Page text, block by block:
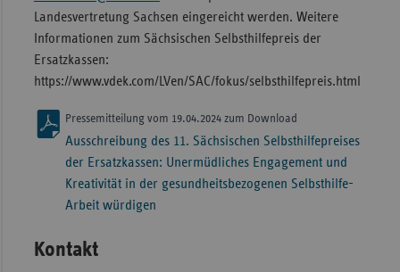
Landesvertretung Sachsen eingereicht werden. Weitere
Informationen zum Sächsischen Selbsthilfepreis der
Ersatzkassen:
https://www.vdek.com/LVen/SAC/fokus/selbsthilfepreis.html
Pressemitteilung vom 19.04.2024 zum Download
Ausschreibung des 11. Sächsischen Selbsthilfepreises
der Ersatzkassen: Unermüdliches Engagement und
Kreativität in der gesundheitsbezogenen Selbsthilfe-
Arbeit würdigen
Kontakt